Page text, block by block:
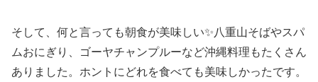
そして、何と言っても朝食が美味しい✨八重山そばやスパ
ムおにぎり、ゴーヤチャンプルーなど沖縄料理もたくさん
ありました。ホントにどれを食べても美味しかったです。